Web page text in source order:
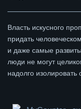
Власть искусного
придать
и даже самые
люди не могут
надолго